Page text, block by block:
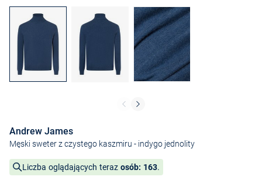
Andrew James
Męski sweter z czystego kaszmiru - indygo jednolity
Liczba oglądających teraz osób: 163.